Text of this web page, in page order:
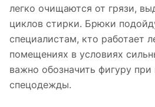
легко очищаются от грязи,
циклов стирки. Брюки
специалистам, кто работает
помещениях в условиях
важно обозначить фигуру
спецодежды.